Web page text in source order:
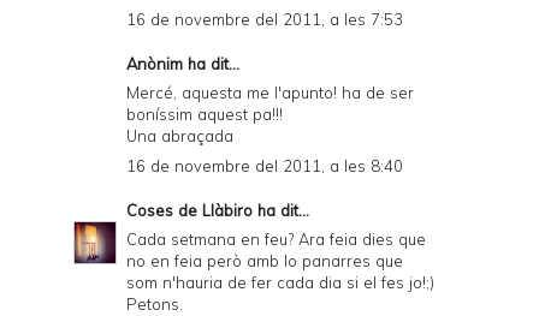
16 de novembre del 2011, a les 7:53
Anònim ha dit...
Mercé, aquesta me l'apunto! ha de ser
boníssim aquest pa!!!
Una abraçada
16 de novembre del 2011, a les 8:40
Coses de Llàbiro ha dit...
Cada setmana en feu? Ara feia dies que
no en feia però amb lo panarres que
som n'hauria de fer cada dia si el fes jo!;)
Petons.